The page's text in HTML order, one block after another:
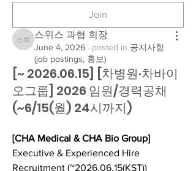
Join
스위스 과협 회장
스위스 과협 회장
June 4, 2026 · posted in 공지사항
(job postings, 홍보)
[~ 2026.06.15] [차병원·차바이
오그룹] 2026 임원/경력공채
(~6/15(월) 24시까지)
[CHA Medical & CHA Bio Group]
Executive & Experienced Hire
Recruitment (~2026.06.15(KST))